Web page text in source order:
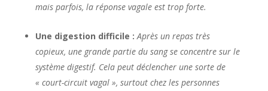
mais parfois, la réponse vagale est trop forte.
Une digestion difficile :Après un repas très
copieux, une grande partie du sang se concentre sur le
système digestif. Cela peut déclencher une sorte de
« court-circuit vagal », surtout chez les personnes